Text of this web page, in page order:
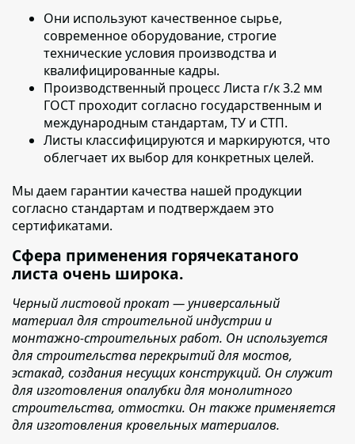
Они используют качественное сырье,
современное оборудование, строгие
технические условия производства и
квалифицированные кадры.
Производственный процесс Листа г/к 3.2 мм
ГОСТ проходит согласно государственным и
международным стандартам, ТУ и СТП.
Листы классифицируются и маркируются, что
облегчает их выбор для конкретных целей.
Мы даем гарантии качества нашей продукции
согласно стандартам и подтверждаем это
сертификатами.
Сфера применения горячекатаного
листа очень широка.
Черный листовой прокат — универсальный
материал для строительной индустрии и
монтажно-строительных работ. Он используется
для строительства перекрытий для мостов,
эстакад, создания несущих конструкций. Он служит
для изготовления опалубки для монолитного
строительства, отмостки. Он также применяется
для изготовления кровельных материалов.